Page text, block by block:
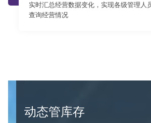
实时汇总经营数据变化，实现各级管理人
查询经营情况
动态管库存